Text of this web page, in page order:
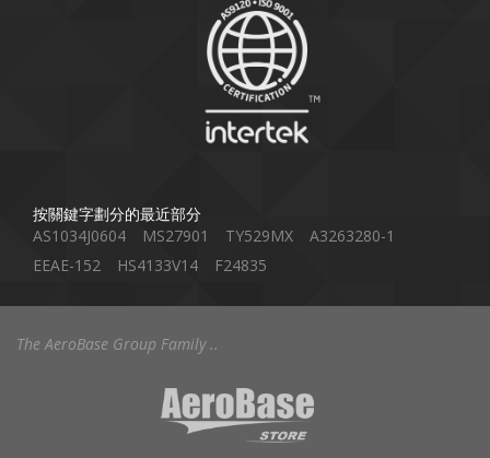
按關鍵字劃分的最近部分
AS1034J0604
MS27901 TY529MX
A3263280-1
EEAE-152
HS4133V14 F24835
The AeroBase Group Family ..